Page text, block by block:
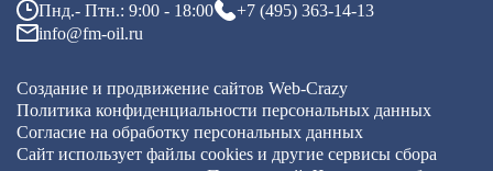
Пнд.- Птн.: 9:00 - 18:00
+7 (495) 363-14-13
info@fm-oil.ru
Создание и продвижение сайтов Web-Crazy
Политика конфиденциальности персональных данных
Согласие на обработку персональных данных
Сайт использует файлы cookies и другие сервисы сбора